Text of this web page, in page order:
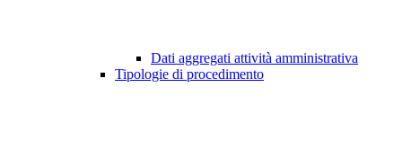
Dati aggregati attività amministrativa
Tipologie di procedimento